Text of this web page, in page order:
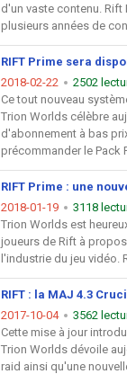
d'un vaste contenu.
plusieurs années de
RIFT Prime sera
2018-02-22
2502
Ce tout nouveau
Trion Worlds célèbre
d'abonnement à bas
précommander le Pack
RIFT Prime : une
2018-01-19
3118
Trion Worlds est
joueurs de Rift à
l'industrie du jeu vidéo.
RIFT : la MAJ 4.3
2017-10-04
3562
Cette mise à jour
Trion Worlds dévoile
raid ainsi qu'une